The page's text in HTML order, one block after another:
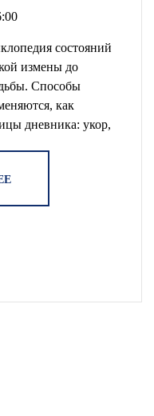
состояний
измены до
Способы
как
дневника: укор,